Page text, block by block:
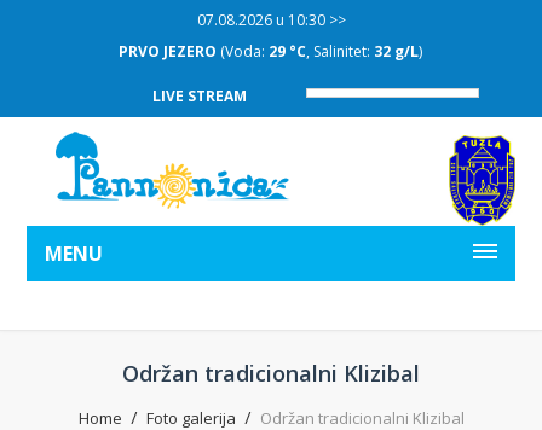
07.08.2026 u 10:30 >>
PRVO JEZERO (Voda: 29 °C, Salinitet: 32 g/L)
LIVE STREAM
MENU
Održan tradicionalni Klizibal
Home Foto galerija Održan tradicionalni Klizibal